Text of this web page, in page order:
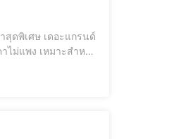
ม่แพง เหมาะสำหรับ